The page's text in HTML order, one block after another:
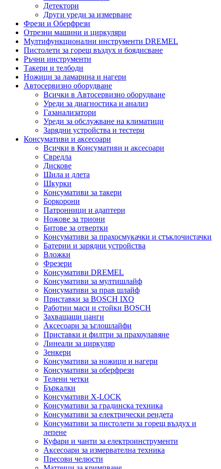
Детектори
Други уреди за измерване
Фрези и Оберфрези
Отрезни машини и циркуляри
Мултифункционални инструменти DREMEL
Пистолети за горещ въздух и боядисване
Ръчни инструменти
Такери и телбоди
Ножици за ламарина и нагери
Автосервизно оборудване
Всички в Автосервизно оборудване
Уреди за диагностика и анализ
Газанализатори
Уреди за обслужване на климатици
Зарядни устройства и тестери
Консумативи и аксесоари
Всички в Консумативи и аксесоари
Свредла
Дискове
Шила и длета
Шкурки
Консумативи за такери
Боркорони
Патронници и адаптери
Ножове за триони
Битове за отвертки
Консумативи за прахосмукачки и стъклочистачки
Батерии и зарядни устройства
Вложки
Фрезери
Консумативи DREMEL
Консумативи за мултишлайф
Консумативи за прав шлайф
Приставки за BOSCH IXO
Работни маси и стойки BOSCH
Захващащи цанги
Аксесоари за ъглошлайфи
Приставки и филтри за прахоулавяне
Линеали за циркуляр
Зенкери
Консумативи за ножици и нагери
Консумативи за оберфрези
Телени четки
Бъркалки
Консумативи X-LOCK
Консумативи за градинска техника
Консумативи за електрически рендета
Консумативи за пистолети за горещ въздух и
лепене
Куфари и чанти за електроинструменти
Аксесоари за измервателна техника
Пресови челюсти